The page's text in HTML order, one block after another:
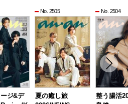
ジ&デ
No. 2505
夏の癒し旅
No. 2504
整う腸活